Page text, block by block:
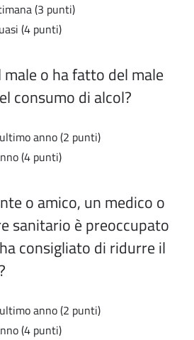
(3 punti)
(4 punti)
o ha fatto del male
consumo di alcol?
anno (2 punti)
(4 punti)
o amico, un medico o
sanitario è preoccupato
consigliato di ridurre il
anno (2 punti)
(4 punti)